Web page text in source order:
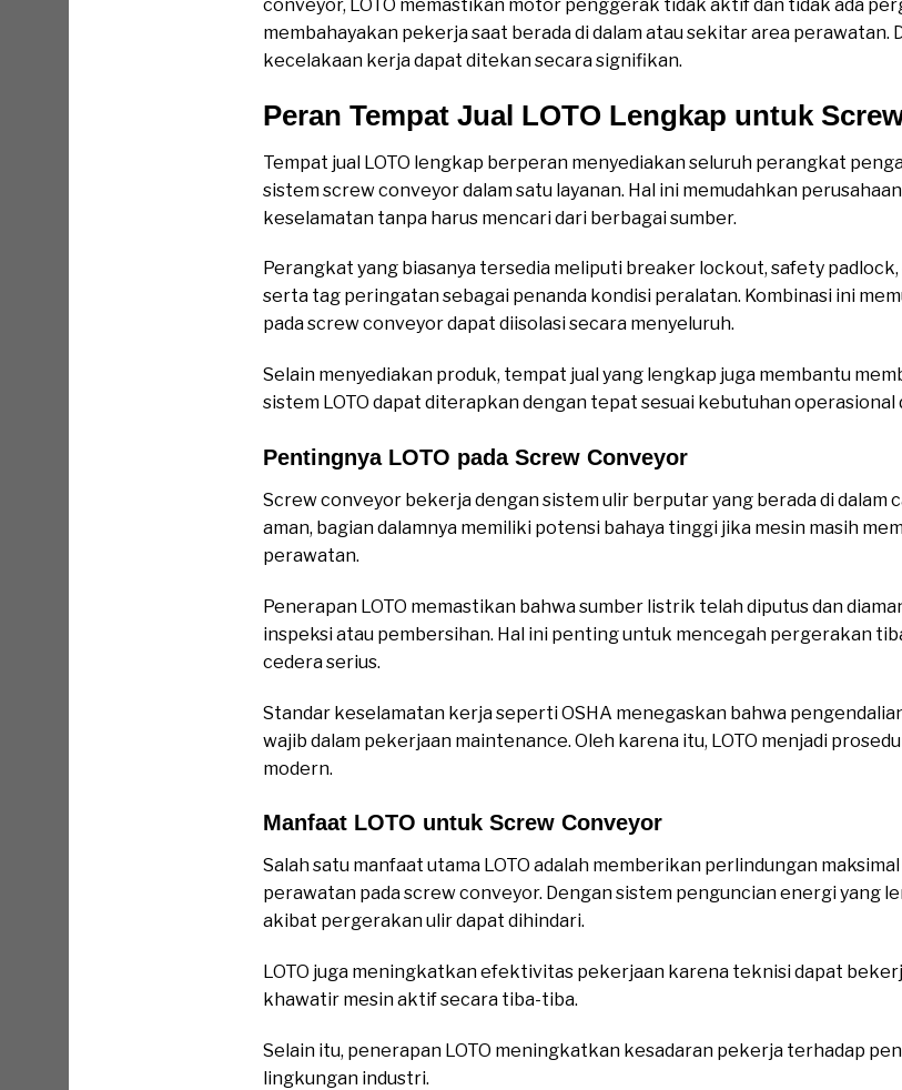
conveyor, LOTO memastikan motor penggerak tidak aktif dan tidak ada
membahayakan pekerja saat berada di dalam atau sekitar area perawatan.
kecelakaan kerja dapat ditekan secara signifikan.
Peran Tempat Jual LOTO Lengkap untuk
Tempat jual LOTO lengkap berperan menyediakan seluruh perangkat
sistem screw conveyor dalam satu layanan. Hal ini memudahkan
keselamatan tanpa harus mencari dari berbagai sumber.
Perangkat yang biasanya tersedia meliputi breaker lockout, safety
serta tag peringatan sebagai penanda kondisi peralatan. Kombinasi ini
pada screw conveyor dapat diisolasi secara menyeluruh.
Selain menyediakan produk, tempat jual yang lengkap juga membantu
sistem LOTO dapat diterapkan dengan tepat sesuai kebutuhan operasional
Pentingnya LOTO pada Screw Conveyor
Screw conveyor bekerja dengan sistem ulir berputar yang berada di
aman, bagian dalamnya memiliki potensi bahaya tinggi jika mesin masih
perawatan.
Penerapan LOTO memastikan bahwa sumber listrik telah diputus dan
inspeksi atau pembersihan. Hal ini penting untuk mencegah pergerakan
cedera serius.
Standar keselamatan kerja seperti OSHA menegaskan bahwa
wajib dalam pekerjaan maintenance. Oleh karena itu, LOTO menjadi
modern.
Manfaat LOTO untuk Screw Conveyor
Salah satu manfaat utama LOTO adalah memberikan perlindungan
perawatan pada screw conveyor. Dengan sistem penguncian energi yang
akibat pergerakan ulir dapat dihindari.
LOTO juga meningkatkan efektivitas pekerjaan karena teknisi dapat
khawatir mesin aktif secara tiba-tiba.
Selain itu, penerapan LOTO meningkatkan kesadaran pekerja terhadap
lingkungan industri.